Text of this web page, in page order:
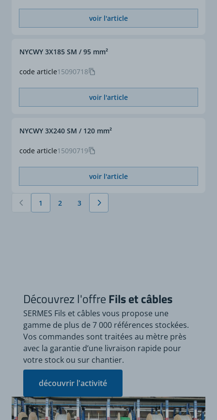
voir l'article
code article15090718
NYCWY 3X185 SM / 95 mm²
voir l'article
code article15090719
NYCWY 3X240 SM / 120 mm²
voir l'article
Vous lisez actuellement la page
1 Page
2 Page
3
Découvrez l'offreFils et câbles
SERMES Fils et câbles vous propose une
gamme de plus de 7 000 références stockées.
Vos commandes sont traitées au mètre près
avec la garantie d’une livraison rapide pour
votre stock ou sur chantier.
découvrir l'activité